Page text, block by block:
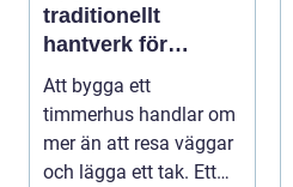
traditionellt
hantverk för
moderna behov
Att bygga ett
timmerhus handlar om
mer än att resa väggar
och lägga ett tak. Ett